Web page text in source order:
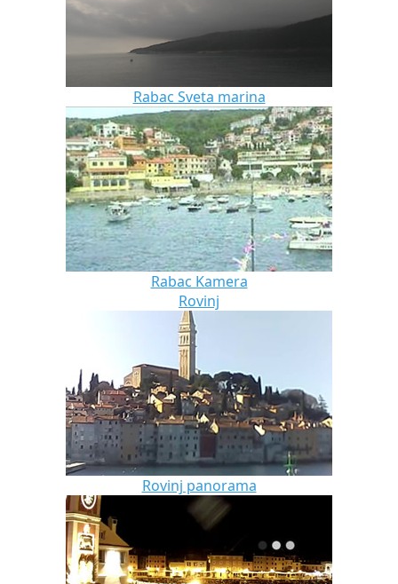
Rabac Sveta marina
Rabac Kamera
Rovinj
Rovinj panorama